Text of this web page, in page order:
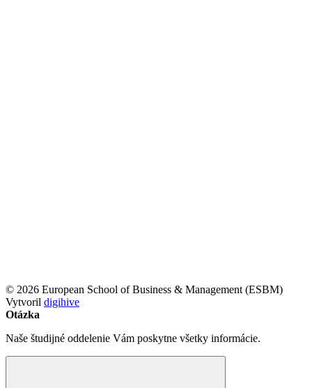
© 2026 European School of Business & Management (ESBM)
Vytvoril digihive
Otázka
Naše študijné oddelenie Vám poskytne všetky informácie.